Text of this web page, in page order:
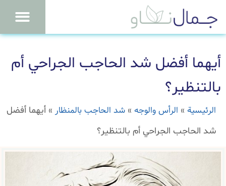
أيهما أفضل شد الحاجب الجراحي أم
بالتنظير؟
الرئيسية » الرأس والوجه » شد الحاجب بالمنظار » أيهما أفضل
شد الحاجب الجراحي أم بالتنظير؟